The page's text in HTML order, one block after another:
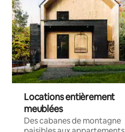
Locations entièrement
meublées
Des cabanes de montagne